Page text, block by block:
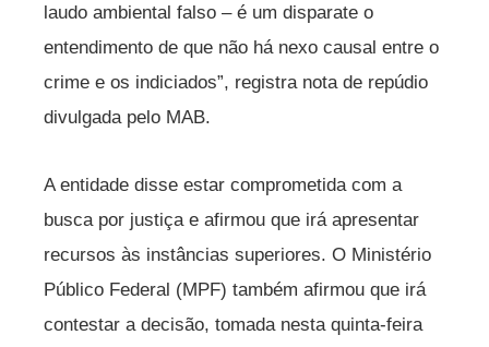
laudo ambiental falso – é um disparate o
entendimento de que não há nexo causal entre o
crime e os indiciados”, registra nota de repúdio
divulgada pelo MAB.
A entidade disse estar comprometida com a
busca por justiça e afirmou que irá apresentar
recursos às instâncias superiores. O Ministério
Público Federal (MPF) também afirmou que irá
contestar a decisão, tomada nesta quinta-feira